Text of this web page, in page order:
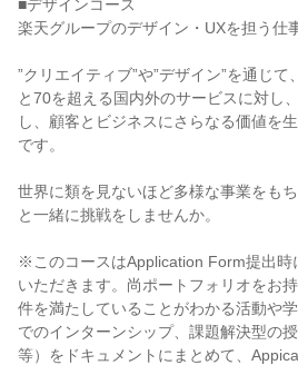
■デザインコース
楽天グループのデザイン・UXを担う仕
”クリエイティブ”や”デザイン”を通じ
と70を超える国内外のサービスに対し
し、顧客とビジネスにさらなる価値を
です。
世界に類を見ないほど多様な事業をも
と一緒に挑戦をしませんか。
※このコースはApplication Form提出時
いただきます。尚ポートフォリオをお
件を満たしていることがわかる活動や
でのインターンシップ、課題解決型の
等）をドキュメントにまとめて、